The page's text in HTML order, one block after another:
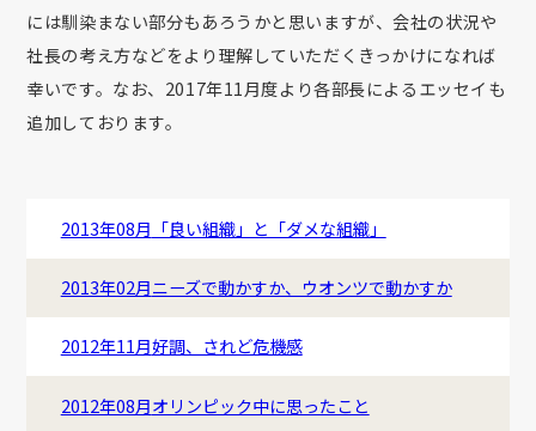
には馴染まない部分もあろうかと思いますが、会社の状況や
社長の考え方などをより理解していただくきっかけになれば
幸いです。なお、2017年11月度より各部長によるエッセイも
追加しております。
2013年08月 「良い組織」と「ダメな組織」
2013年02月ニーズで動かすか、ウオンツで動かすか
2012年11月好調、されど危機感
2012年08月オリンピック中に思ったこと